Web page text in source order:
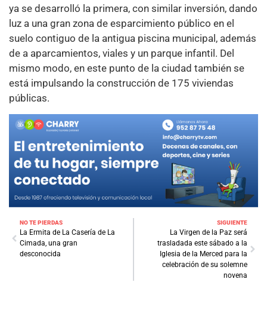
ya se desarrolló la primera, con similar inversión, dando
luz a una gran zona de esparcimiento público en el
suelo contiguo de la antigua piscina municipal, además
de a aparcamientos, viales y un parque infantil. Del
mismo modo, en este punto de la ciudad también se
está impulsando la construcción de 175 viviendas
públicas.
NO TE PIERDAS
La Ermita de La Casería de La
Cimada, una gran
desconocida
SIGUIENTE
La Virgen de la Paz será
trasladada este sábado a la
Iglesia de la Merced para la
celebración de su solemne
novena